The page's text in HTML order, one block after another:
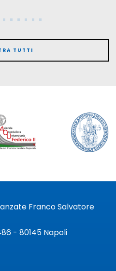
TUTTI
Franco Salvatore
- 80145 Napoli